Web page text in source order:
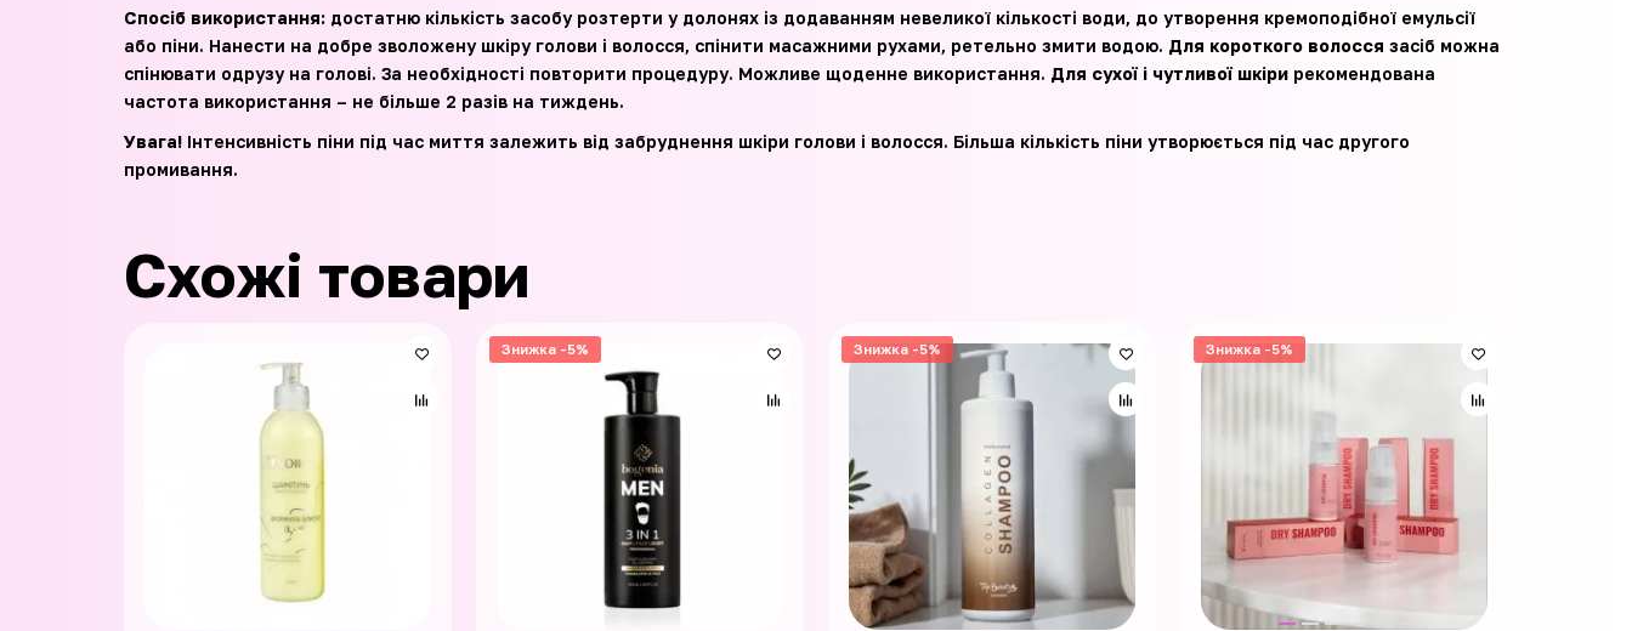
Спосіб використання: достатню кількість засобу розтерти у долонях із додаванням невеликої кількості води, до утворення кремоподібної емульсії
або піни. Нанести на добре зволожену шкіру голови і волосся, спінити масажними рухами, ретельно змити водою. Для короткого волосся засіб можна
спінювати одрузу на голові. За необхідності повторити процедуру. Можливе щоденне використання. Для сухої і чутливої шкіри рекомендована
частота використання – не більше 2 разів на тиждень.
Увага! Інтенсивність піни під час миття залежить від забруднення шкіри голови і волосся. Більша кількість піни утворюється під час другого
промивання.
Схожі товари
Знижка -5% Знижка -5% Знижка -5%